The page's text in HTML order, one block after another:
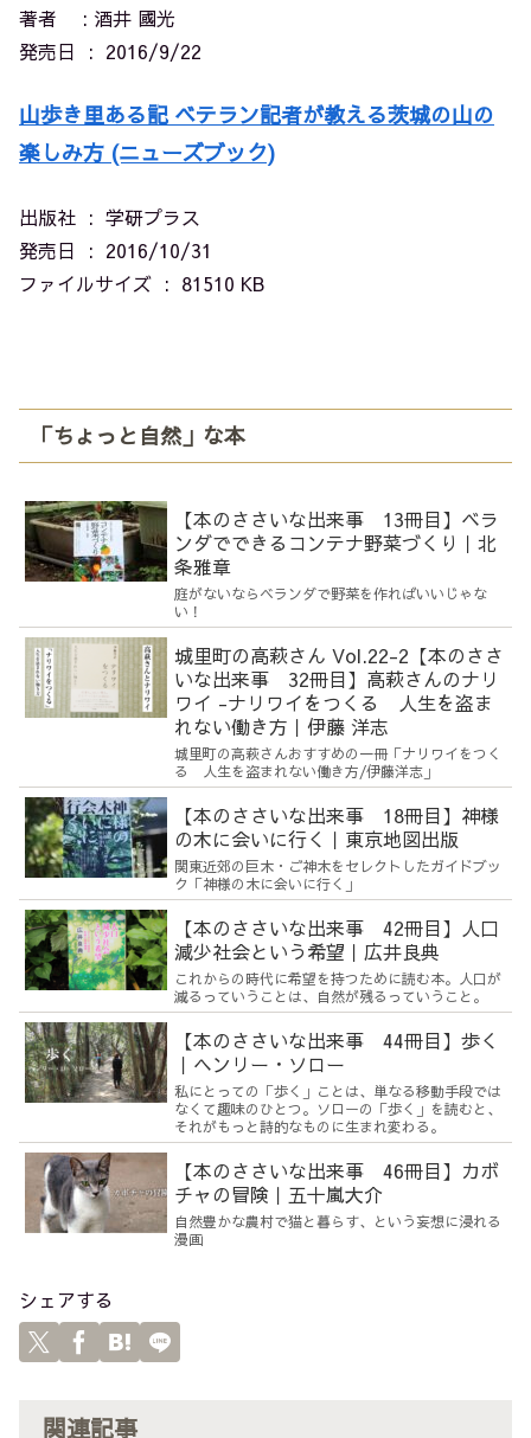
著者 : 酒井 國光
発売日 ‏ : ‎ 2016/9/22
山歩き里ある記 ベテラン記者が教える茨城の山の
楽しみ方 (ニューズブック)
出版社 ‏ : ‎ 学研プラス
発売日 ‏ : ‎ 2016/10/31
ファイルサイズ ‏ : ‎ 81510 KB
「ちょっと自然」な本
【本のささいな出来事 13冊目】ベラ
ンダでできるコンテナ野菜づくり｜北
条雅章
庭がないならベランダで野菜を作ればいいじゃな
い！
城里町の高萩さん Vol.22-2【本のささ
いな出来事 32冊目】高萩さんのナリ
ワイ -ナリワイをつくる 人生を盗ま
れない働き方｜伊藤 洋志
城里町の高萩さんおすすめの一冊「ナリワイをつく
る 人生を盗まれない働き方/伊藤洋志」
【本のささいな出来事 18冊目】神様
の木に会いに行く｜東京地図出版
関東近郊の巨木・ご神木をセレクトしたガイドブッ
ク「神様の木に会いに行く」
【本のささいな出来事 42冊目】人口
減少社会という希望｜広井良典
これからの時代に希望を持つために読む本。人口が
減るっていうことは、自然が残るっていうこと。
【本のささいな出来事 44冊目】歩く
｜ヘンリー・ソロー
私にとっての「歩く」ことは、単なる移動手段では
なくて趣味のひとつ。ソローの「歩く」を読むと、
それがもっと詩的なものに生まれ変わる。
【本のささいな出来事 46冊目】カボ
チャの冒険｜五十嵐大介
自然豊かな農村で猫と暮らす、という妄想に浸れる
漫画
シェアする
関連記事